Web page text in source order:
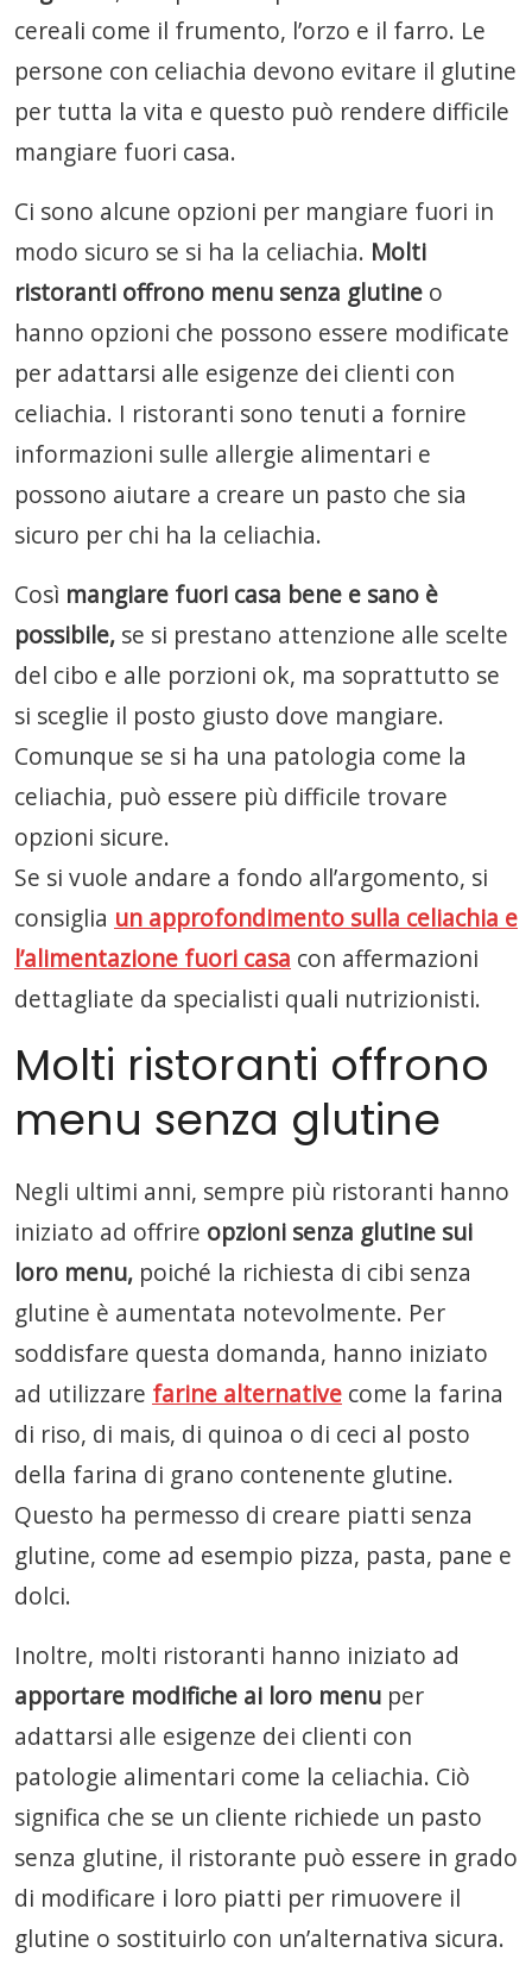
cereali come il frumento, l’orzo e il farro. Le
persone con celiachia devono evitare il glutine
per tutta la vita e questo può rendere difficile
mangiare fuori casa.
Ci sono alcune opzioni per mangiare fuori in
modo sicuro se si ha la celiachia. Molti
ristoranti offrono menu senza glutine o
hanno opzioni che possono essere modificate
per adattarsi alle esigenze dei clienti con
celiachia. I ristoranti sono tenuti a fornire
informazioni sulle allergie alimentari e
possono aiutare a creare un pasto che sia
sicuro per chi ha la celiachia.
Così mangiare fuori casa bene e sano è
possibile, se si prestano attenzione alle scelte
del cibo e alle porzioni ok, ma soprattutto se
si sceglie il posto giusto dove mangiare.
Comunque se si ha una patologia come la
celiachia, può essere più difficile trovare
opzioni sicure.
Se si vuole andare a fondo all’argomento, si
consiglia un approfondimento sulla celiachia e
l’alimentazione fuori casa con affermazioni
dettagliate da specialisti quali nutrizionisti.
Molti ristoranti offrono
menu senza glutine
Negli ultimi anni, sempre più ristoranti hanno
iniziato ad offrire opzioni senza glutine sui
loro menu, poiché la richiesta di cibi senza
glutine è aumentata notevolmente. Per
soddisfare questa domanda, hanno iniziato
ad utilizzare farine alternative come la farina
di riso, di mais, di quinoa o di ceci al posto
della farina di grano contenente glutine.
Questo ha permesso di creare piatti senza
glutine, come ad esempio pizza, pasta, pane e
dolci.
Inoltre, molti ristoranti hanno iniziato ad
apportare modifiche ai loro menu per
adattarsi alle esigenze dei clienti con
patologie alimentari come la celiachia. Ciò
significa che se un cliente richiede un pasto
senza glutine, il ristorante può essere in grado
di modificare i loro piatti per rimuovere il
glutine o sostituirlo con un’alternativa sicura.